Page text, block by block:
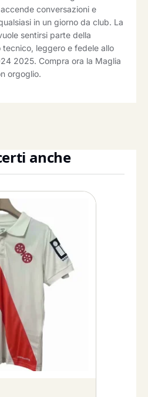
conversazioni e
in un giorno da club. La
sentirsi parte della
leggero e fedele allo
2025. Compra ora la Maglia
orgoglio.
anche